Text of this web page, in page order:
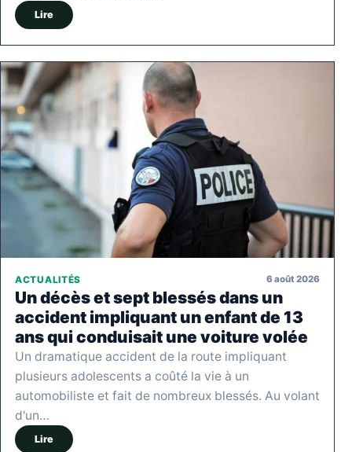
Lire
ACTUALITÉS 6 août 2026
Un décès et sept blessés dans un
accident impliquant un enfant de 13
ans qui conduisait une voiture volée
Un dramatique accident de la route impliquant
plusieurs adolescents a coûté la vie à un
automobiliste et fait de nombreux blessés. Au volant
d'un…
Lire